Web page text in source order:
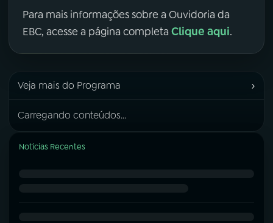
Para mais informações sobre a Ouvidoria da
EBC, acesse a página completa Clique aqui.
Veja mais do Programa ›
Carregando conteúdos...
Notícias Recentes